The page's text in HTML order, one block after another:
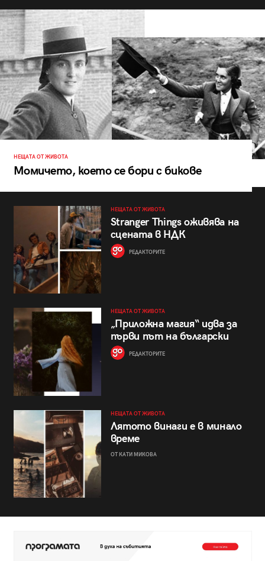
НЕЩАТА ОТ ЖИВОТА
Момичето, което се бори с бикове
НЕЩАТА ОТ ЖИВОТА
Stranger Things оживява на
сцената в НДК
РЕДАКТОРИТЕ
НЕЩАТА ОТ ЖИВОТА
„Приложна магия“ идва за
първи път на български
РЕДАКТОРИТЕ
НЕЩАТА ОТ ЖИВОТА
Лятото винаги е в минало
време
ОТ КАТИ МИКОВА